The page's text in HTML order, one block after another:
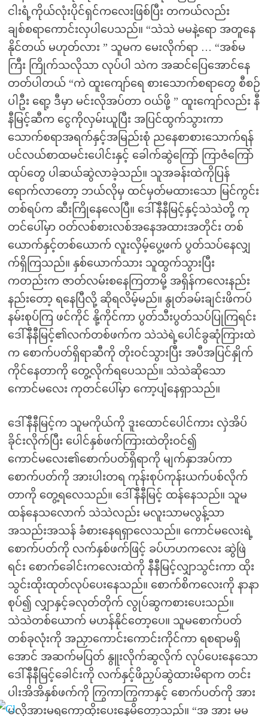
ငါးရံ့ကိုယ်လုံးပိုင်ရှင်ကလေးဖြစ်ပြီး တကယ်လည်း
ချစ်စရာကောင်းလှပါပေသည်။ “သဲသဲ မမနဲ့ရော အတူနေ
နိုင်တယ် မဟုတ်လား ” သူမက မေးလိုက်ရာ … “အစ်မ
ကြီး ကြိုက်သလိုသာ လုပ်ပါ သဲက အဆင်ပြေအောင်နေ
တတ်ပါတယ် “ကဲ ထူးကျော်ရေ စားသောက်စရာတွေ စီစဉ်
ပါဦး ရော့ ဒီမှာ မင်းလိုအပ်တာ ဝယ်ဖို့ ” ထူးကျော်လည်း နီ
နီမြင့်ဆီက ငွေကိုလှမ်းယူပြီး အပြင်ထွက်သွားကာ
သောက်စရာအရက်နှင့်အမြည်းစုံ ညနေစာစားသောက်ရန်
ပင်လယ်စာထမင်းပေါင်းနှင့် ခေါက်ဆွဲကြော် ကြာဇံကြော်
ထုပ်တွေ ပါဆယ်ဆွဲလာခဲ့သည်။ သူအခန်းထဲကိုပြန်
ရောက်လာတော့ ဘယ်လိုမှ ထင်မှတ်မထားသော မြင်ကွင်း
တစ်ရပ်က ဆီးကြိုနေလေပြီ။ ဒေါ်နီနီမြင့်နှင့်သဲသဲတို့ ကု
တင်ပေါ်မှာ ဝတ်လစ်စားလစ်အနေအထားအတိုင်း တစ်
ယောက်နှင့်တစ်ယောက် လူးလှိမ့်ပွေ့ဖက် ပွတ်သပ်နေလျှ
က်ရှိကြသည်။ နှစ်ယောက်သား သူထွက်သွားပြီး
ကတည်းက ဇာတ်လမ်းစနေကြတာမို့ အရှိန်ကလေးနည်း
နည်းတော့ ရနေပြီလို့ ဆိုရလိမ့်မည်။ နွုတ်ခမ်းချင်းဖိကပ်
နမ်းစုပ်ကြ ဖင်ကိုင် နို့ကိုင်ကာ ပွတ်သီးပွတ်သပ်ပြုကြရင်း
ဒေါ်နီနီမြင့်၏လက်တစ်ဖက်က သဲသဲရဲ့ပေါင်ခွဆုံကြားထဲ
က စောက်ပတ်ရှိရာဆီကို တိုးဝင်သွားပြီး အပီအပြင်နှိုက်
ကိုင်နေတာကို တွေ့လိုက်ရပေသည်။ သဲသဲဆိုသော
ကောင်မလေး ကုတင်ပေါ်မှာ ကော့ပျံနေရှာသည်။
ဒေါ်နီနီမြင့်က သူမကိုယ်ကို ဒူးထောင်ပေါင်ကား လှဲအိပ်
ခိုင်းလိုက်ပြီး ပေါင်နှစ်ဖက်ကြားထဲတိုးဝင်၍
ကောင်မလေး၏စောက်ပတ်ရှိရာကို မျက်နှာအပ်ကာ
စောက်ပတ်ကို အားပါးတရ ကုန်းစုပ်ကုန်းယက်ပစ်လိုက်
တာကို တွေ့ရလေသည်။ ဒေါ်နီနီမြင့် ထန်နေသည်။ သူမ
ထန်နေသလောက် သဲသဲလည်း မလူးသာမလွန့်သာ
အသည်းအသန် ခံစားနေရရှာလေသည်။ ကောင်မလေးရဲ့
စောက်ပတ်ကို လက်နှစ်ဖက်ဖြင့် ခပ်ဟဟကလေး ဆွဲဖြဲ
ရင်း စောက်ခေါင်းကလေးထဲကို နီနီမြင့်လျှာသွင်းကာ ထိုး
သွင်းထိုးထုတ်လုပ်ပေးနေသည်။ စောက်စိကလေးကို နာနာ
စုပ်၍ လျှာနှင့်ခလုတ်တိုက် လွုပ်ဆွကစားပေးသည်။
သဲသဲတစ်ယောက် မဟန်နိုင်တော့ပေ။ သူမစောက်ပတ်
တစ်ခုလုံးကို အညှာကောင်းကောင်းကိုင်ကာ ရစရာမရှိ
အောင် အဆက်မပြတ် နွူးလိုက်ဆွလိုက် လုပ်ပေးနေသော
ဒေါ်နီနီမြင့်ခေါင်းကို လက်နှင့်ဖိညှပ်ဆွဲထားမိရာက တင်း
ပါးအိအိနှစ်ဖက်ကို ကြွကာကြွကာနှင့် စောက်ပတ်ကို အား
မလိုအားမရကော့ထိုးပေးနေမိတော့သည်။ “အ အား မမ